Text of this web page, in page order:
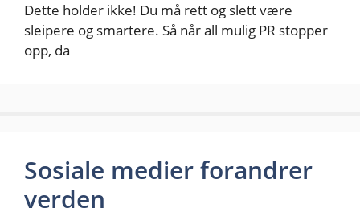
Dette holder ikke! Du må rett og slett være
sleipere og smartere. Så når all mulig PR stopper
opp, da
Sosiale medier forandrer
verden